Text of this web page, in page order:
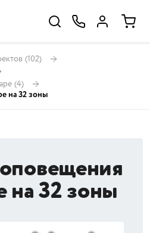
(102)
(4)
на 32 зоны
на 32 зоны